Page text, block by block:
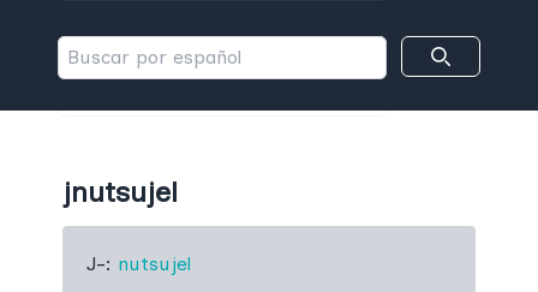
jnutsujel
J-: nutsujel